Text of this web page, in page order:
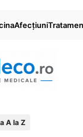
Afecțiuni
A la Z